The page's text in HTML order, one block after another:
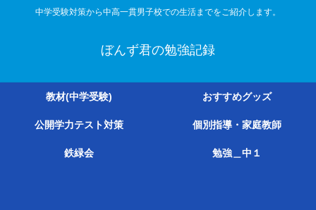
中学受験対策から中高一貫男子校での生活までをご紹介します。
ぼんず君の勉強記録
教材(中学受験) おすすめグッズ
公開学力テスト対策 個別指導・家庭教師
鉄緑会 勉強＿中１